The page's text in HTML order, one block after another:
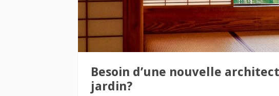
Besoin d’une nouvelle
jardin?